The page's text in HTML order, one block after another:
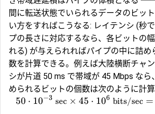
間に転送状態でいられるデータのビッ
い方をすればこうなる: レイテンシ (秒
プの長さに対応するなら、各ビットの
れる) が与えられればパイプの中に詰め
数を計算できる。例えば大陸横断チャ
シが片道 50 ms で帯域が 45 Mbps なら
められるビットの個数は次のように計
50 ⋅ 10−3 sec × 45 ⋅ 106 bits/sec =